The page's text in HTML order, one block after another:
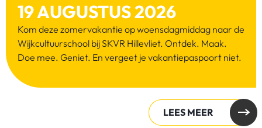
19 AUGUSTUS 2026
Kom deze zomervakantie op woensdagmiddag naar de
Wijkcultuurschool bij SKVR Hillevliet. Ontdek. Maak.
Doe mee. Geniet. En vergeet je vakantiepaspoort niet.
LEES MEER